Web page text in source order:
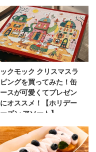
クモック クリスマスラ
ングを買ってみた！缶
スが可愛くてプレゼン
にオススメ！【ホリデー
ズン アソート】